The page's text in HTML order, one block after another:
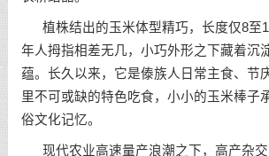
植株结出的玉米体型精巧，长度仅8至
年人拇指相差无几，小巧外形之下藏着沉
蕴。长久以来，它是傣族人日常主食、节
里不可或缺的特色吃食，小小的玉米棒子
俗文化记忆。
现代农业高速量产浪潮之下，高产杂交